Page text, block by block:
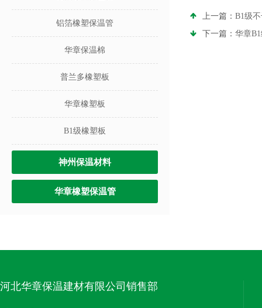
铝箔橡塑保温管
华章保温棉
普兰多橡塑板
华章橡塑板
B1级橡塑板
神州保温材料
华章橡塑保温管
上一篇： B1级
下一篇： 华章
河北华章保温建材有限公司销售部